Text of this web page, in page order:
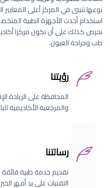
نوعها نتبنى في المركز أعلى المعايير
استخدام أحدث الأجهزة الطبية
نحرص كذلك على أن نكون مركزا
طب وجراحة العيون.
رؤيتنا
المحافظة على الريادة
والمرجعية الأكاديمية
رسالتنا
تقديم خدمة طبية
التقنيات على يد أمهر